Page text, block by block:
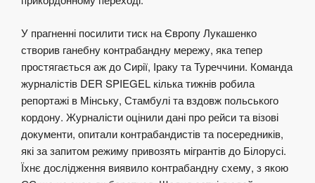
У прагненні посилити тиск на Європу Лукашенко
створив ганебну контрабандну мережу, яка тепер
простягається аж до Сирії, Іраку та Туреччини. Команда
журналістів DER SPIEGEL кілька тижнів робила
репортажі в Мінську, Стамбулі та вздовж польського
кордону. Журналісти оцінили дані про рейси та візові
документи, опитали контрабандистів та посередників,
які за запитом режиму привозять мігрантів до Білорусі.
Їхнє дослідження виявило контрабандну схему, з якою